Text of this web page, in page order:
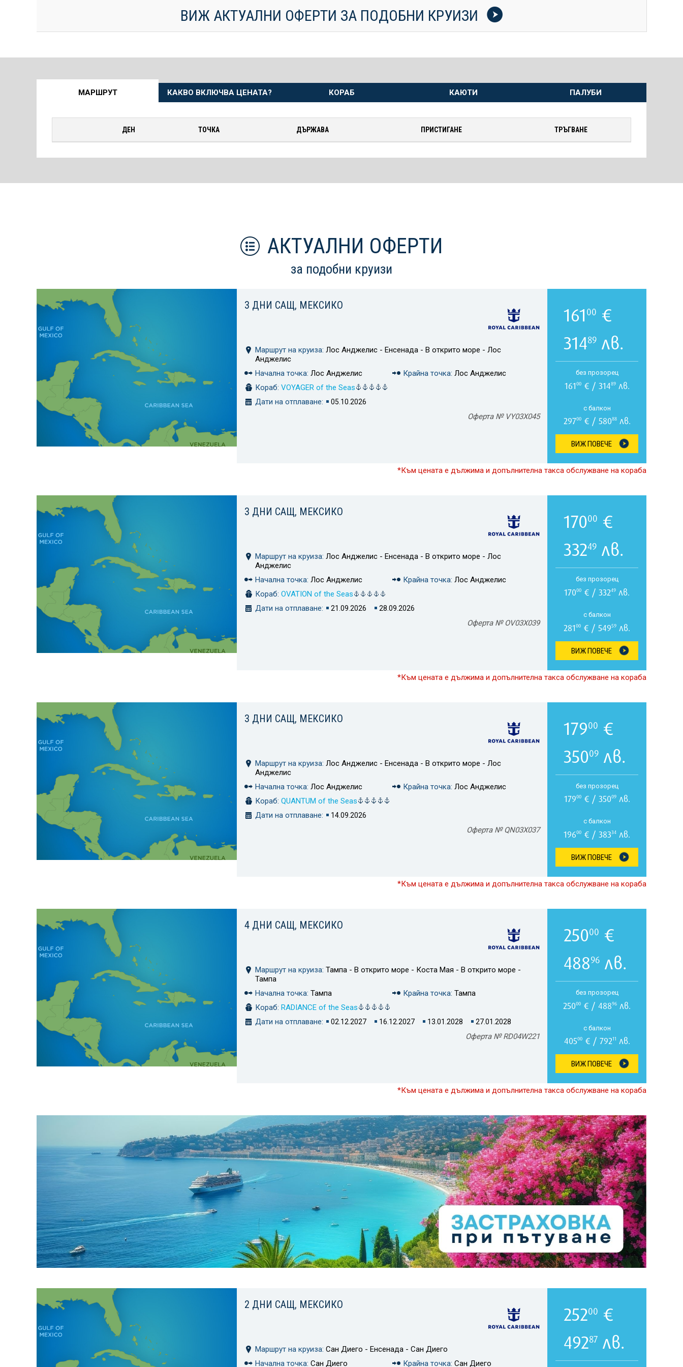
ВИЖ АКТУАЛНИ ОФЕРТИ ЗА ПОДОБНИ КРУИЗИ
МАРШРУТ КАКВО ВКЛЮЧВА ЦЕНАТА? КОРАБ КАЮТИ ПАЛУБИ
ДЕН ТОЧКА ДЪРЖАВА ПРИСТИГАНЕ ТРЪГВАНЕ
АКТУАЛНИ ОФЕРТИ
за подобни круизи
3 ДНИ САЩ, МЕКСИКО
Маршрут на круиза: Лос Анджелис - Енсенада - В открито море - Лос
Анджелис
Начална точка: Лос Анджелис Крайна точка: Лос Анджелис
Кораб: VOYAGER of the Seas
Дати на отплаване:
05.10.2026
Оферта № VY03X045
161 00 €
31489 лв.
без прозорец
16100€ / 31489лв.
с балкон
29700€ / 58088лв.
ВИЖ ПОВЕЧЕ
*Към цената е дължима и допълнителна такса обслужване на кораба
3 ДНИ САЩ, МЕКСИКО
Маршрут на круиза: Лос Анджелис - Енсенада - В открито море - Лос
Анджелис
Начална точка: Лос Анджелис Крайна точка: Лос Анджелис
Кораб: OVATION of the Seas
Дати на отплаване:
21.09.2026 28.09.2026
Оферта № OV03X039
17000 €
33249 лв.
без прозорец
17000 € / 33249 лв.
с балкон
28100 € / 54959 лв.
ВИЖ ПОВЕЧЕ
*Към цената е дължима и допълнителна такса обслужване на кораба
3 ДНИ САЩ, МЕКСИКО
Маршрут на круиза: Лос Анджелис - Енсенада - В открито море - Лос
Анджелис
Начална точка: Лос Анджелис Крайна точка: Лос Анджелис
Кораб: QUANTUM of the Seas
Дати на отплаване:
14.09.2026
Оферта № QN03X037
17900 €
35009 лв.
без прозорец
17900€ / 35009лв.
с балкон
19600 € / 38334 лв.
ВИЖ ПОВЕЧЕ
*Към цената е дължима и допълнителна такса обслужване на кораба
4 ДНИ САЩ, МЕКСИКО
Маршрут на круиза: Тампа - В открито море - Коста Мая - В открито море -
Тампа
Начална точка: Тампа Крайна точка: Тампа
Кораб: RADIANCE of the Seas
Дати на отплаване:
02.12.2027 16.12.2027 13.01.2028 27.01.2028
Оферта № RD04W221
25000 €
48896 лв.
без прозорец
25000 € / 48896 лв.
с балкон
40500€ / 79211 лв.
ВИЖ ПОВЕЧЕ
*Към цената е дължима и допълнителна такса обслужване на кораба
2 ДНИ САЩ, МЕКСИКО
Маршрут на круиза: Сан Диего - Енсенада - Сан Диего
Начална точка: Сан Диего Крайна точка: Сан Диего
25200 €
49287 лв.